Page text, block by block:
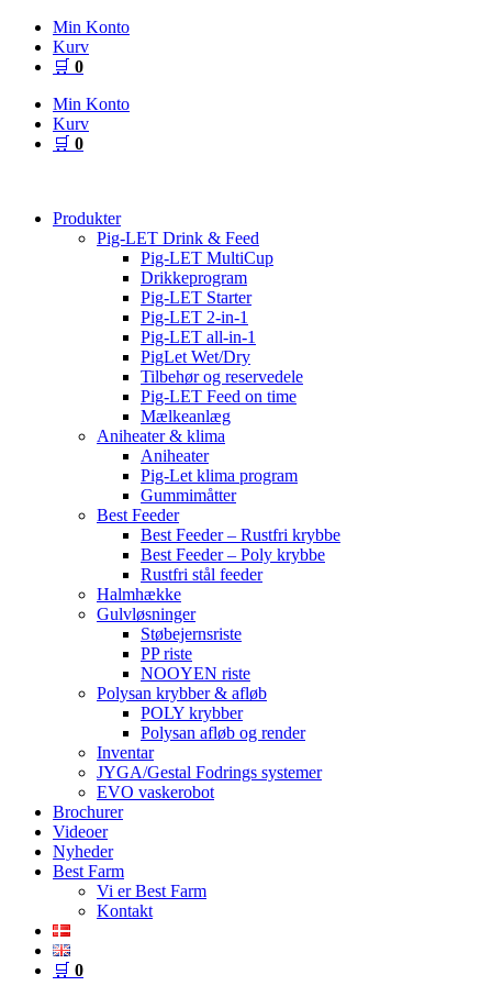
Videre
indhold
Min Konto
Kurv
🛒 0
Min Konto
Kurv
🛒 0
Produkter
Pig-LET Drink & Feed
Pig-LET MultiCup
Drikkeprogram
Pig-LET Starter
Pig-LET 2-in-1
Pig-LET all-in-1
PigLet Wet/Dry
Tilbehør og reservedele
Pig-LET Feed on time
Mælkeanlæg
Aniheater & klima
Aniheater
Pig-Let klima program
Gummimåtter
Best Feeder
Best Feeder – Rustfri krybbe
Best Feeder – Poly krybbe
Rustfri stål feeder
Halmhække
Gulvløsninger
Støbejernsriste
PP riste
NOOYEN riste
Polysan krybber & afløb
POLY krybber
Polysan afløb og render
Inventar
JYGA/Gestal Fodrings systemer
EVO vaskerobot
Brochurer
Videoer
Nyheder
Best Farm
Vi er Best Farm
Kontakt
🛒 0